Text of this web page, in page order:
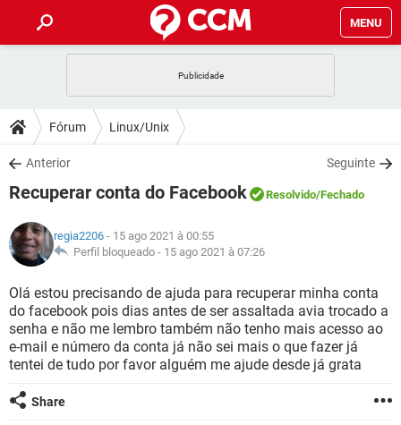
MENU
CELULAR
OUTLOOK
INSTAGRAM GMAIL
GUIA DE COMPRAS
DICAS
JOGOS
INSTAGRAM
GUIA DE COMPRAS
DOWNLOADS
JOGOS WHATSAPP
CELULAR
OUTLOOK EXCEL
INSTAGRAM
GUIA DE COMPRAS
FÓRUM
JOGOS
CELULAR
OUTLOOK EXCEL
INSTAGRAM GMAIL
GUIA DE COMPRAS
GLOSSÁRIO
JOGOS
CELULAR FACEBOOK
OUTLOOK EXCEL
GMAIL
GUIA DE COMPRAS
Fórum Linux/Unix
Anterior Seguinte
Recuperar conta do Facebook Resolvido/Fechado
regia2206 - 15 ago 2021 à 00:55
Perfil bloqueado - 15 ago 2021 à 07:26
Olá estou precisando de ajuda para recuperar minha conta
do facebook pois dias antes de ser assaltada avia trocado a
senha e não me lembro também não tenho mais acesso ao
e-mail e número da conta já não sei mais o que fazer já
tentei de tudo por favor alguém me ajude desde já grata
Share